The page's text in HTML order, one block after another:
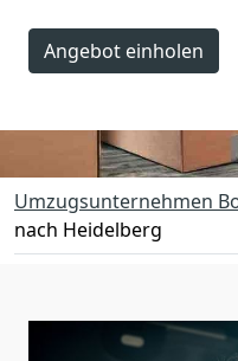
Angebot einholen
Umzugsunternehmen
nach Heidelberg